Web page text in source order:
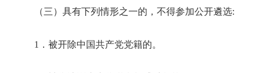
（三）具有下列情形之一的，不得参加公开遴选:
1．被开除中国共产党党籍的。